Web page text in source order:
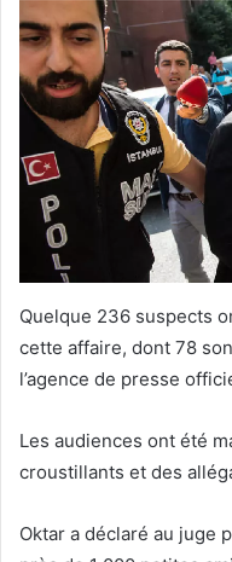
Quelque 236 suspects
cette affaire, dont 78
l’agence de presse
Les audiences ont été
croustillants et des
Oktar a déclaré au juge